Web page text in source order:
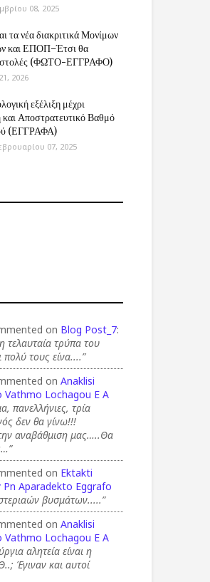
08, 2025
τα νέα διακριτικά Μονίμων
και ΕΠΟΠ–Έτσι θα
στολές (ΦΩΤΟ-ΕΓΓΡΑΦΟ)
2026
εξέλιξη μέχρι
Αποστρατευτικό Βαθμό
(ΕΓΓΡΑΦΑ)
07, 2025
on Blog Post_7:
τρύπα του
πολύ τους είνα....”
onAnaklisi
Lochagou E A
πανελλήνιες, τρία
δεν θα γίνω!!!
αναβάθμιση μας…..Θα
on Ektakti
Aparadekto Eggrafo
βυσμάτων.....”
onAnaklisi
Lochagou E A
αλητεία είναι η
Έγιναν και αυτοί